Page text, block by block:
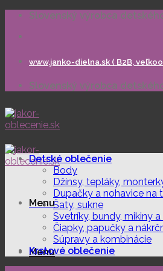
Skip
content
Slovenský výrobca
www.janko-dielna.sk ( B2B,
Slovenský výrobca
Menu
Menu
Detské oblečenie
Body
Džínsy, tepláky,
Dupačky a nohavice na
Šaty, sukne
Svetríky, bundy, mikiny
Čiapky, papučky a
Súpravy a kombinácie
Krstové oblečenie